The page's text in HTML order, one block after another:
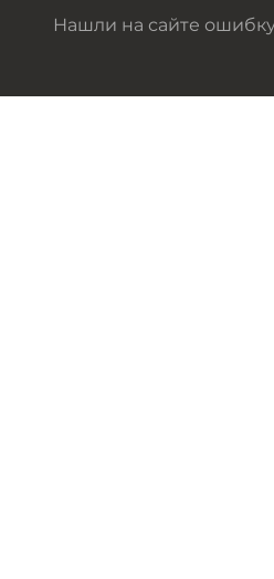
Нашли на сайте